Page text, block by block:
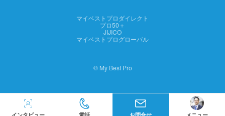
マイベストプロダイレクト
プロ50＋
JIJICO
マイベストプログローバル
© My Best Pro